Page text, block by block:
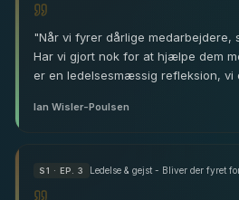
"Når vi fyrer dårlige medarbejdere,
Har vi gjort nok for at hjælpe dem
er en ledelsesmæssig refleksion, vi
Ian Wisler-Poulsen
S1 · EP. 3 Ledelse & gejst - Bliver der fyret